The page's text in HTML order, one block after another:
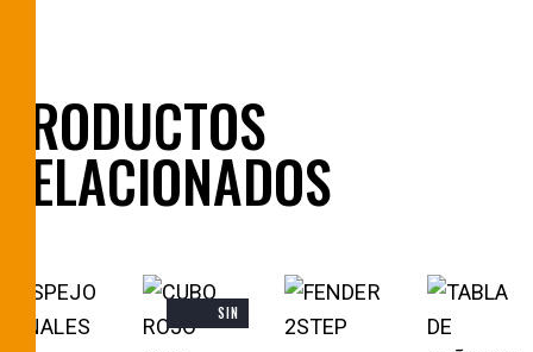
PRODUCTOS
RELACIONADOS
SIN